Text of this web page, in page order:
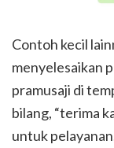
Contoh kecil
menyelesaikan
pramusaji di
bilang, “terima
untuk